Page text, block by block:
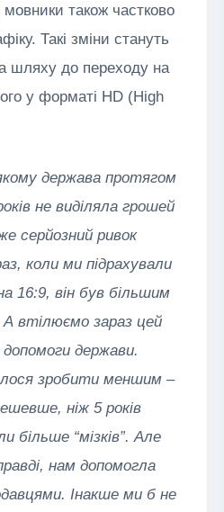
також частково
Такі зміни стануть
шляху до переходу на
у форматі HD (High
держава протягом
не виділяла грошей
серйозний ривок
коли ми підрахували
16:9, він був більшим
А втілюємо зараз цей
допомоги держави.
зробити меншим –
ніж 5 років
більше “мізків”. Але
нам допомогла
Інакше ми б не